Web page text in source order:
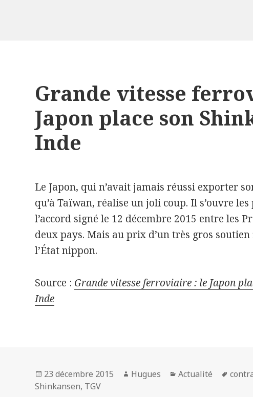
Grande vitesse
Japon place son
Inde
Le Japon, qui n’avait jamais réussi exporter
qu’à Taïwan, réalise un joli coup. Il s’ouvre
l’accord signé le 12 décembre 2015 entre les
deux pays. Mais au prix d’un très gros
l’État nippon.
Source : Grande vitesse ferroviaire : le Japon
Inde
Publié
le
23 décembre 2015 Auteur
Hugues Catégories
Actualité
Mots-
Shinkansen, TGV